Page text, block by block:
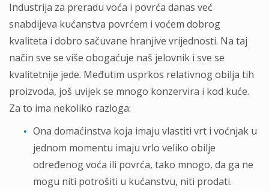
Industrija za preradu voća i povrća danas već
snabdijeva kućanstva povrćem i voćem dobrog
kvaliteta i dobro sačuvane hranjive vrijednosti. Na taj
način sve se više obogaćuje naš jelovnik i sve se
kvalitetnije jede. Međutim usprkos relativnog obilja tih
proizvoda, još uvijek se mnogo konzervira i kod kuće.
Za to ima nekoliko razloga:
Ona domaćinstva koja imaju vlastiti vrt i voćnjak u
jednom momentu imaju vrlo veliko obilje
određenog voća ili povrća, tako mnogo, da ga ne
mogu niti potrošiti u kućanstvu, niti prodati.